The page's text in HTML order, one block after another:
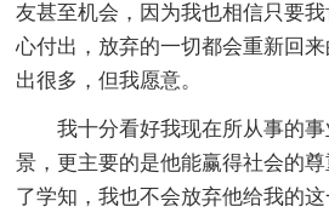
友甚至机会，因为我也相信只要
心付出，放弃的一切都会重新回
出很多，但我愿意。
我十分看好我现在所从事的
景，更主要的是他能赢得社会的
了学知，我也不会放弃他给我的